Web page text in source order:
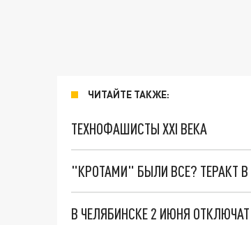
ЧИТАЙТЕ ТАКЖЕ:
ТЕХНОФАШИСТЫ XXI ВЕКА
"КРОТАМИ" БЫЛИ ВСЕ? ТЕРАКТ
В ЧЕЛЯБИНСКЕ 2 ИЮНЯ